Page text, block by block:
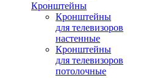
Кронштейны
Кронштейны
для телевизоров
настенные
Кронштейны
для телевизоров
потолочные